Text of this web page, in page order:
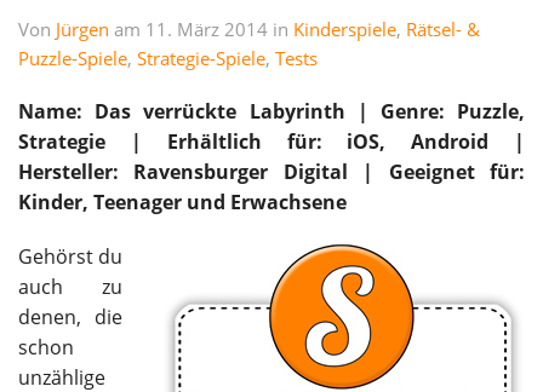
Von Jürgen am 11. März 2014 in Kinderspiele, Rätsel- &
Puzzle-Spiele, Strategie-Spiele, Tests
Name: Das verrückte Labyrinth | Genre: Puzzle,
Strategie | Erhältlich für: iOS, Android |
Hersteller: Ravensburger Digital | Geeignet für:
Kinder, Teenager und Erwachsene
Gehörst du
auch zu
denen, die
schon
unzählige